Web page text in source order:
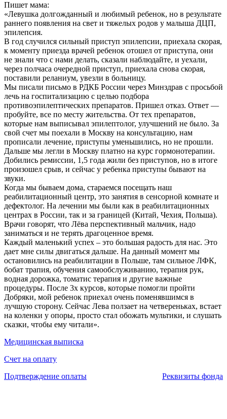
Пишет мама:
«Левушка долгожданный и любимый ребенок, но в результате
раннего появления на свет и тяжелых родов у малыша ДЦП,
эпилепсия.
В год случился сильный приступ эпилепсии, приехала скорая,
к моменту приезда врачей ребенок отошел от приступа, они
не знали что с нами делать, сказали наблюдайте, и уехали,
через полчаса очередной приступ, приехала снова скорая,
поставили реланиум, увезли в больницу.
Мы писали письмо в РДКБ России через Минздрав с просьбой
лечь на госпитализацию с целью подбора
противоэпилептических препаратов. Пришел отказ. Ответ —
пробуйте, все по месту жительства. От тех препаратов,
которые нам выписывал эпилептолог, улучшений не было. За
свой счет мы поехали в Москву на консультацию, нам
прописали лечение, приступы уменьшились, но не прошли.
Дальше мы легли в Москву платно на курс гормонотерапии.
Добились ремиссии, 1,5 года жили без приступов, но в итоге
произошел срыв, и сейчас у ребенка приступы бывают на
звуки.
Когда мы бываем дома, стараемся посещать наш
реабилитационный центр, это занятия в сенсорной комнате и
дефектолог. На лечении мы были как в реабилитационных
центрах в России, так и за границей (Китай, Чехия, Польша).
Врачи говорят, что Лёва перспективный мальчик, надо
заниматься и не терять драгоценное время.
Каждый маленький успех – это большая радость для нас. Это
дает мне силы двигаться дальше. На данный момент мы
остановились на реабилитации в Польше, там сильное ЛФК,
бобат трапия, обучения самообслуживанию, терапия рук,
водная дорожка, томатис терапия и другие важные
процедуры. После 3х курсов, которые помогли пройти
Добряки, мой ребенок приехал очень поменявшимся в
лучшую сторону. Сейчас Лева ползает на четвереньках, встает
на коленки у опоры, просто стал обожать мультики, и слушать
сказки, чтобы ему читали».
Медицинская выписка
Счет на оплату
Подтверждение оплаты
Реквизиты фонда